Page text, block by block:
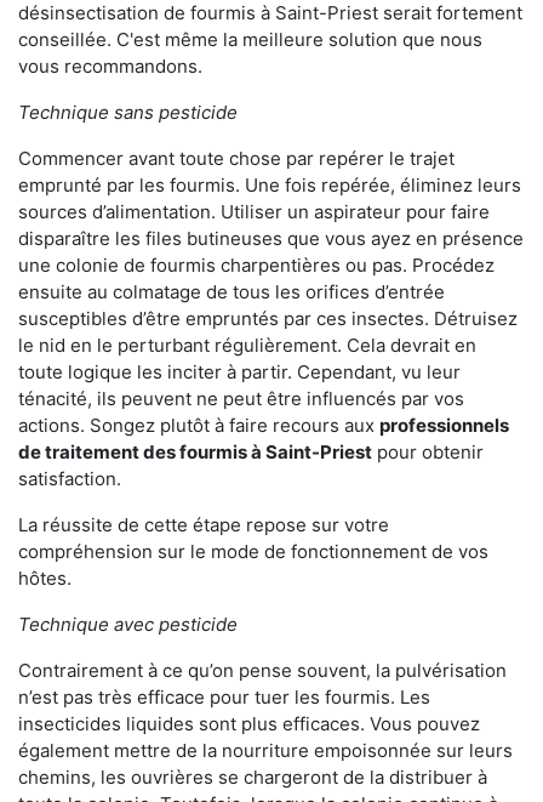
désinsectisation de fourmis à Saint-Priest serait fortement
conseillée. C'est même la meilleure solution que nous
vous recommandons.
Technique sans pesticide
Commencer avant toute chose par repérer le trajet
emprunté par les fourmis. Une fois repérée, éliminez leurs
sources d’alimentation. Utiliser un aspirateur pour faire
disparaître les files butineuses que vous ayez en présence
une colonie de fourmis charpentières ou pas. Procédez
ensuite au colmatage de tous les orifices d’entrée
susceptibles d’être empruntés par ces insectes. Détruisez
le nid en le perturbant régulièrement. Cela devrait en
toute logique les inciter à partir. Cependant, vu leur
ténacité, ils peuvent ne peut être influencés par vos
actions. Songez plutôt à faire recours aux professionnels
de traitement des fourmis à Saint-Priest pour obtenir
satisfaction.
La réussite de cette étape repose sur votre
compréhension sur le mode de fonctionnement de vos
hôtes.
Technique avec pesticide
Contrairement à ce qu’on pense souvent, la pulvérisation
n’est pas très efficace pour tuer les fourmis. Les
insecticides liquides sont plus efficaces. Vous pouvez
également mettre de la nourriture empoisonnée sur leurs
chemins, les ouvrières se chargeront de la distribuer à